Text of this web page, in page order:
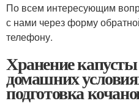
По всем интересующим
с нами через форму
телефону.
Хранение
домашних
подготовка